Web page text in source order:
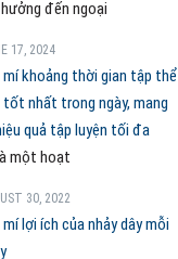
đến ngoại
17, 2024
khoảng thời gian tập thể
tốt nhất trong ngày, mang
quả tập luyện tối đa
một hoạt
30, 2022
lợi ích của nhảy dây mỗi